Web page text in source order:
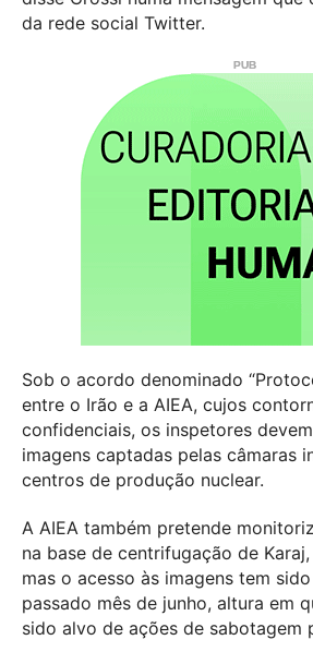
da rede social Twitter.
Sob o acordo denominado
entre o Irão e a AIEA, cujos
confidenciais, os inspetores
imagens captadas pelas câmaras
centros de produção nuclear.
A AIEA também pretende
na base de centrifugação de
mas o acesso às imagens tem
passado mês de junho, altura em
sido alvo de ações de sabotagem